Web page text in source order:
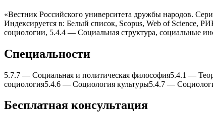
«Вестник Российского университета дружбы народов.
Индексируется в: Белый список, Scopus, Web of Science,
социологии, 5.4.4 — Социальная структура, социальные
Специальности
5.7.7 — Социальная и политическая философия5.4.1 —
социология5.4.6 — Социология культуры5.4.7 —
Бесплатная консультация